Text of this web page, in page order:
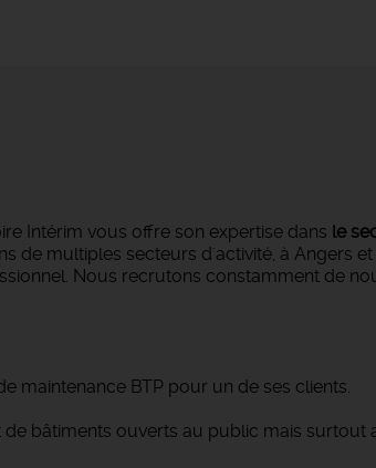
Intérim vous offre son expertise dans le
de multiples secteurs d'activité, à Angers
Nous recrutons constamment de
maintenance BTP pour un de ses clients.
bâtiments ouverts au public mais surtout